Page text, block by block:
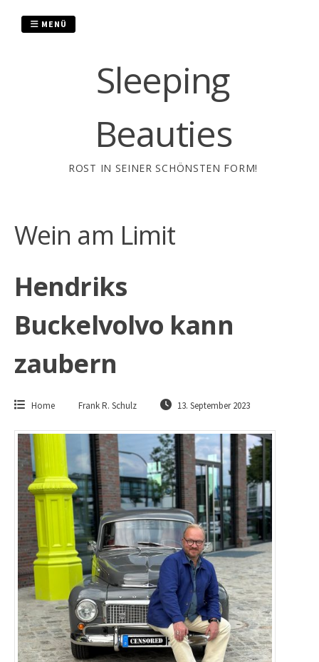
Sleeping
Beauties
ROST IN SEINER SCHÖNSTEN FORM!
MENÜ
Wein am Limit
Hendriks
Buckelvolvo kann
zaubern
Home Frank R. Schulz 13. September 2023